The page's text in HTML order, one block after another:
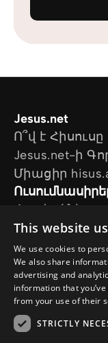
Jesus.net
Ո՞վ է Հիսուսը
Jesus.net-ի
Միացիր
Ուսումնասիրել
Հոդվածներ
Տեսանյութեր
Մեր
Ես հարց
Հետևեք մեզ
This website
We use cookies to
We also share
advertising and
information that
from your use of their
STRICTLY